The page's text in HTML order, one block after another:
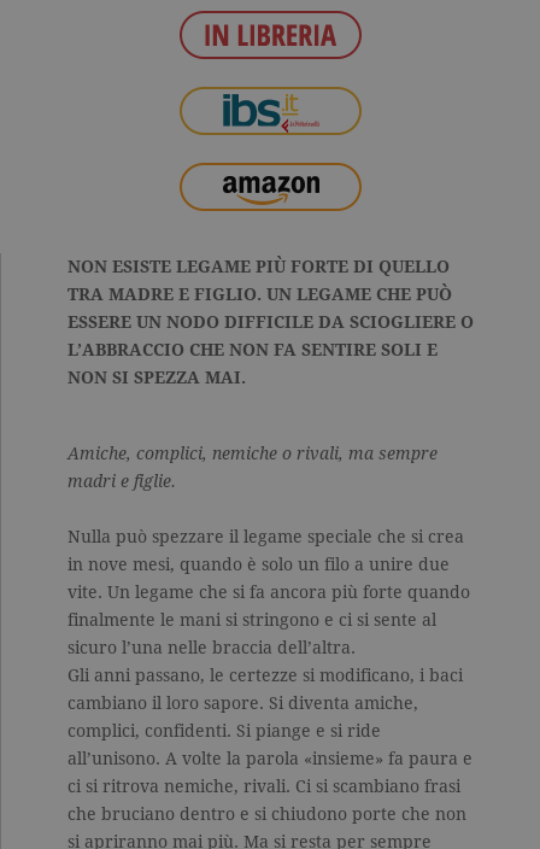
NON ESISTE LEGAME PIÙ FORTE DI QUELLO
TRA MADRE E FIGLIO. UN LEGAME CHE PUÒ
ESSERE UN NODO DIFFICILE DA SCIOGLIERE O
L’ABBRACCIO CHE NON FA SENTIRE SOLI E
NON SI SPEZZA MAI.
Amiche, complici, nemiche o rivali, ma sempre
madri e figlie.
Nulla può spezzare il legame speciale che si crea
in nove mesi, quando è solo un filo a unire due
vite. Un legame che si fa ancora più forte quando
finalmente le mani si stringono e ci si sente al
sicuro l’una nelle braccia dell’altra.
Gli anni passano, le certezze si modificano, i baci
cambiano il loro sapore. Si diventa amiche,
complici, confidenti. Si piange e si ride
all’unisono. A volte la parola «insieme» fa paura e
ci si ritrova nemiche, rivali. Ci si scambiano frasi
che bruciano dentro e si chiudono porte che non
si apriranno mai più. Ma si resta per sempre